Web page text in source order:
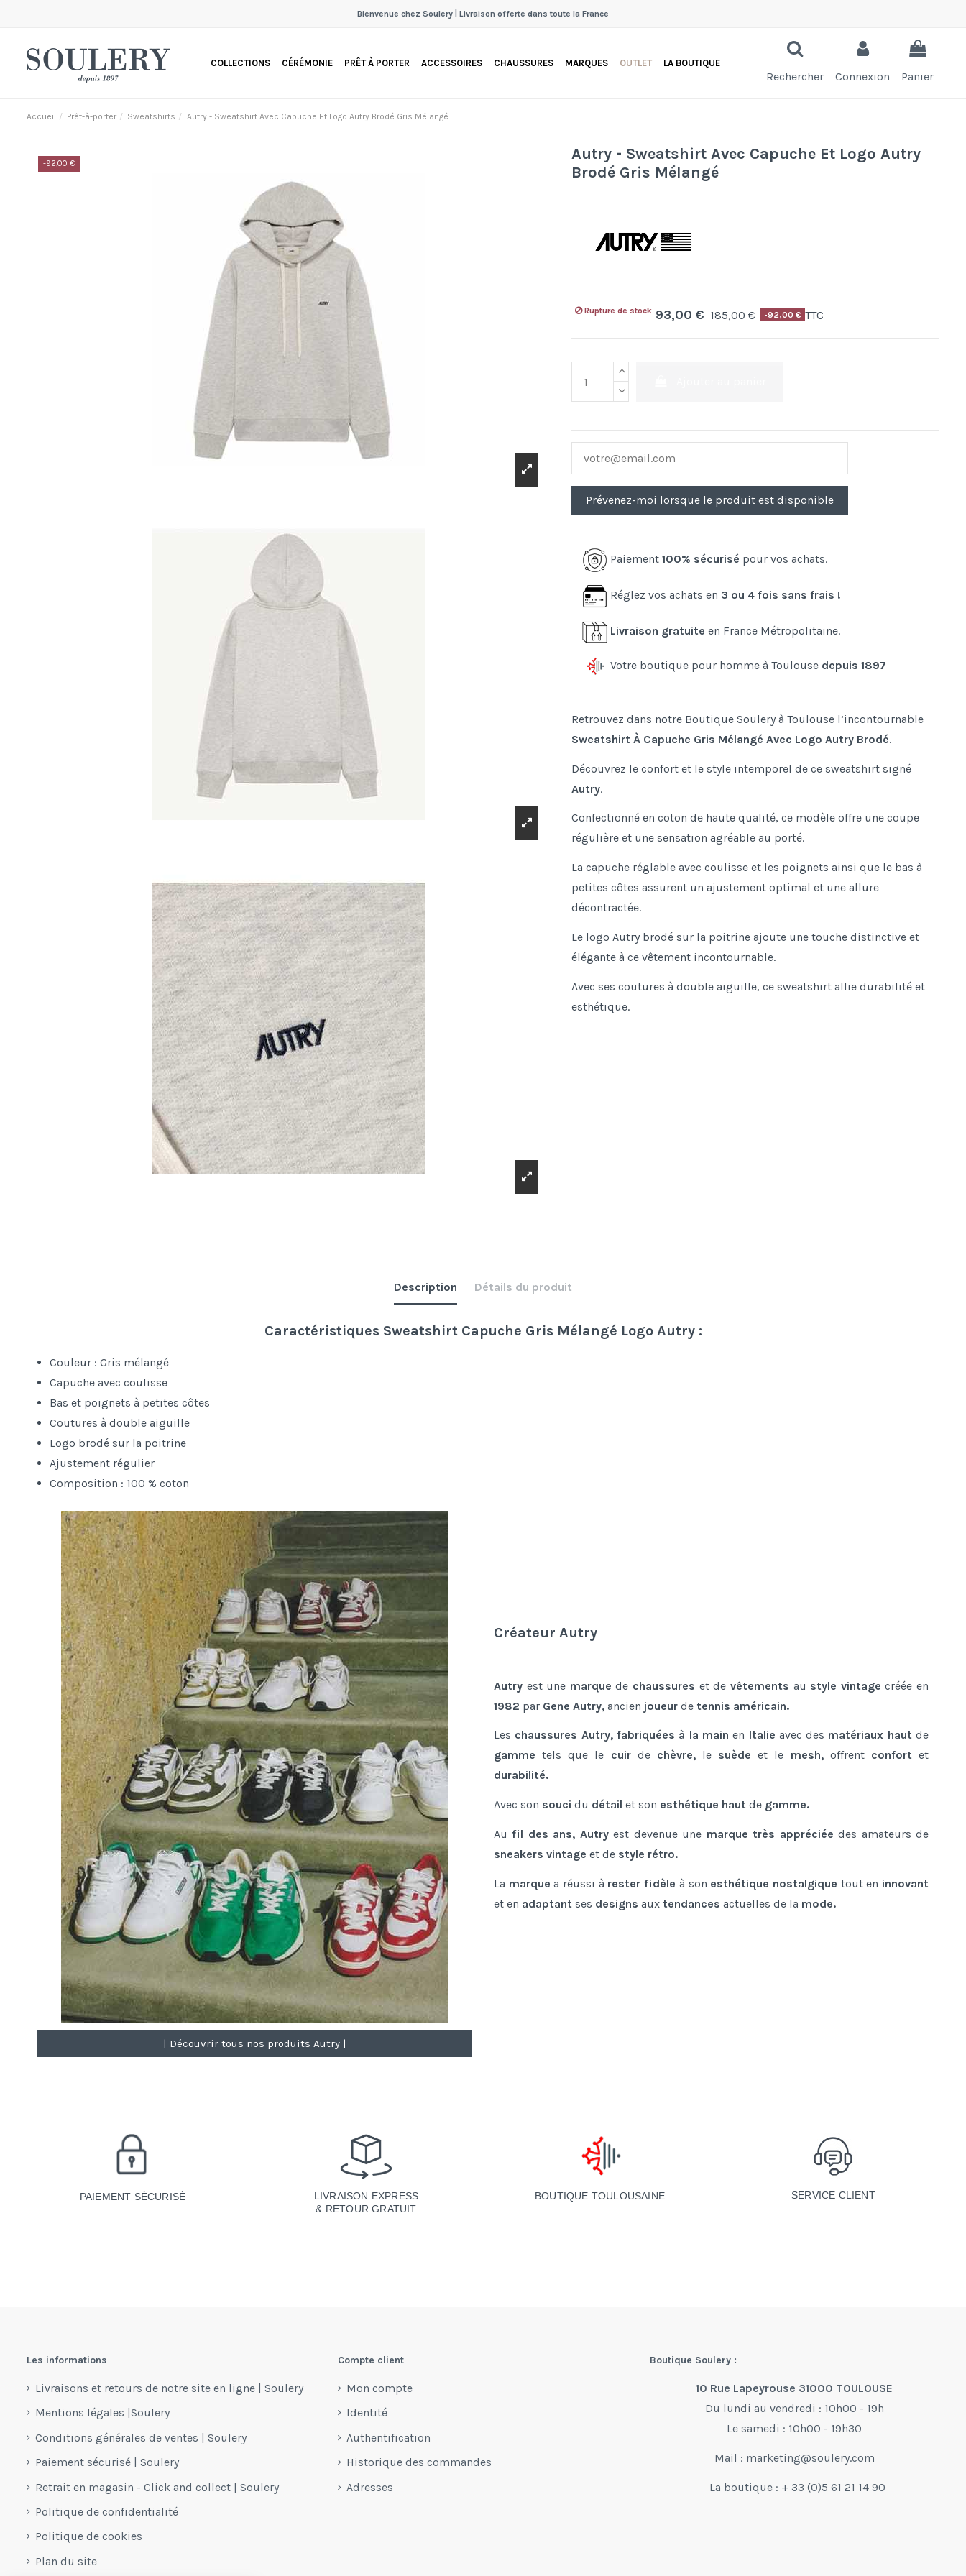
Bienvenue chez Soulery | Livraison offerte dans toute la France
COLLECTIONS CÉRÉMONIE PRÊT À PORTER ACCESSOIRES CHAUSSURES MARQUES OUTLET LA BOUTIQUE
Rechercher Connexion Panier
Accueil Prêt-à-porter Sweatshirts Autry - Sweatshirt Avec Capuche Et Logo Autry Brodé Gris Mélangé
-92,00 €
Autry - Sweatshirt Avec Capuche Et Logo Autry
Brodé Gris Mélangé
Rupture de stock 93,00 € 185,00 € -92,00 € TTC
Paiement100% sécurisé pour vos achats.
Réglez vos achats en 3 ou 4 fois sans frais !
Livraison gratuite en France Métropolitaine.
Votre boutique pour homme à Toulouse depuis 1897
Retrouvez dans notre Boutique Soulery à Toulouse l’incontournable
Sweatshirt À Capuche Gris Mélangé Avec Logo Autry Brodé.
Découvrez le confort et le style intemporel de ce sweatshirt signé
Autry.
Confectionné en coton de haute qualité, ce modèle offre une coupe
régulière et une sensation agréable au porté.
La capuche réglable avec coulisse et les poignets ainsi que le bas à
petites côtes assurent un ajustement optimal et une allure
décontractée.
Le logo Autry brodé sur la poitrine ajoute une touche distinctive et
élégante à ce vêtement incontournable.
Avec ses coutures à double aiguille, ce sweatshirt allie durabilité et
esthétique.
Description Détails du produit
Caractéristiques Sweatshirt Capuche Gris Mélangé Logo Autry :
Couleur : Gris mélangé
Capuche avec coulisse
Bas et poignets à petites côtes
Coutures à double aiguille
Logo brodé sur la poitrine
Ajustement régulier
Composition : 100 % coton
| Découvrir tous nos produits Autry |
Créateur Autry
Autry est une marque de chaussures et de vêtements au style vintage créée en
1982 par Gene Autry, ancien joueur de tennis américain.
Les chaussures Autry, fabriquées à la main en Italie avec des matériaux hautde
gamme tels que le cuirde chèvre,le suède et le mesh,offrent confortet
durabilité.
Avec son souci du détail et son esthétique haut de gamme.
Aufil des ans, Autryest devenue une marque très appréciée des amateurs de
sneakers vintage et de style rétro.
La marque a réussi à rester fidèle à son esthétique nostalgique tout en innovant
et en adaptant ses designs aux tendances actuelles de la mode.
PAIEMENT SÉCURISÉ
LIVRAISON EXPRESS
& RETOUR GRATUIT
BOUTIQUE TOULOUSAINE SERVICE CLIENT
Les informations
Livraisons et retours de notre site en ligne | Soulery
Mentions légales |Soulery
Conditions générales de ventes | Soulery
Paiement sécurisé | Soulery
Retrait en magasin - Click and collect | Soulery
Politique de confidentialité
Politique de cookies
Plan du site
Compte client
Mon compte
Identité
Authentification
Historique des commandes
Adresses
Boutique Soulery :
10 Rue Lapeyrouse 31000 TOULOUSE
Du lundi au vendredi : 10h00 - 19h
Le samedi : 10h00 - 19h30
Mail : marketing@soulery.com
La boutique : + 33 (0)5 61 21 14 90